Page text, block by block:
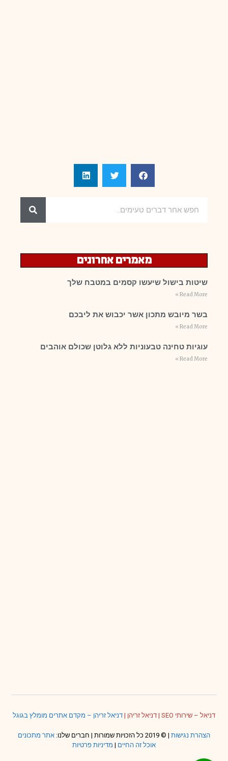
מאמרים אחרונים
שיטות בישול שיעשו קסמים במטבח שלך
Read More »
בשר מיובש מתכון אשר יכבוש את ליבכם
Read More »
עוגיות טחינה טבעוניות ללא גלוטן שכולם אוהבים
Read More »
דניאל – שירותי SEO | דניאל זריהן | דניאל זריהן – מקדם אתרים מומלץ בגוגל
הצהרת נגישות | © 2019 כל הזכויות שמורות | חברים שלנו:
אתר מתכונים
אוכל זה החיים | מדיניות פרטיות